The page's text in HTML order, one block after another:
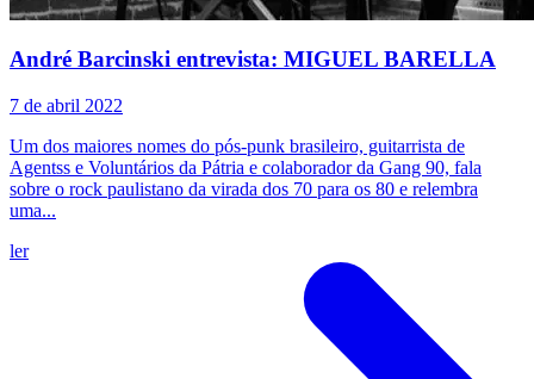
André Barcinski entrevista: MIGUEL BARELLA
7 de abril 2022
Um dos maiores nomes do pós-punk brasileiro, guitarrista de
Agentss e Voluntários da Pátria e colaborador da Gang 90, fala
sobre o rock paulistano da virada dos 70 para os 80 e relembra
uma...
ler